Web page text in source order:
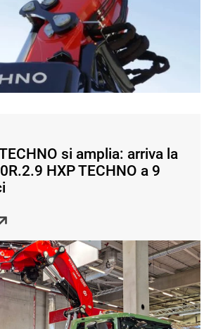
si amplia: arriva la
HXP TECHNO a 9